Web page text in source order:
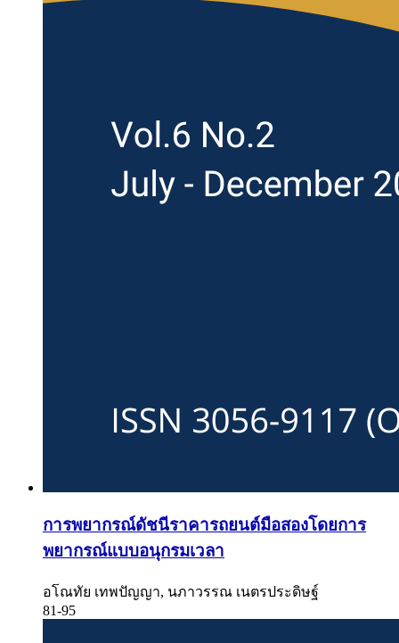
การพยากรณ์ดัชนีราคารถยนต์มือสองโดยการ
พยากรณ์แบบอนุกรมเวลา
อโณทัย เทพปัญญา, นภาวรรณ เนตรประดิษฐ์
81-95